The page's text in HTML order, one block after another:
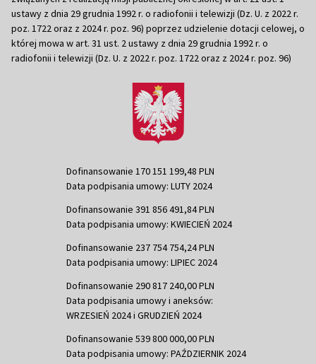
ustawy z dnia 29 grudnia 1992 r. o radiofonii i telewizji (Dz. U. z 2022 r.
poz. 1722 oraz z 2024 r. poz. 96) poprzez udzielenie dotacji celowej, o
której mowa w art. 31 ust. 2 ustawy z dnia 29 grudnia 1992 r. o
radiofonii i telewizji (Dz. U. z 2022 r. poz. 1722 oraz z 2024 r. poz. 96)
Dofinansowanie 170 151 199,48 PLN
Data podpisania umowy: LUTY 2024
Dofinansowanie 391 856 491,84 PLN
Data podpisania umowy: KWIECIEŃ 2024
Dofinansowanie 237 754 754,24 PLN
Data podpisania umowy: LIPIEC 2024
Dofinansowanie 290 817 240,00 PLN
Data podpisania umowy i aneksów:
WRZESIEŃ 2024 i GRUDZIEŃ 2024
Dofinansowanie 539 800 000,00 PLN
Data podpisania umowy: PAŹDZIERNIK 2024